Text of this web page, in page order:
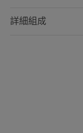
詳細組成